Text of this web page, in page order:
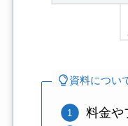
資料につい
料金や